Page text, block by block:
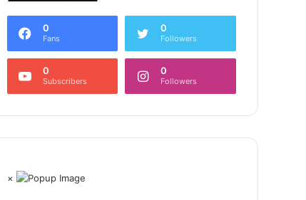
0
Fans
0
Followers
0
Subscribers
0
Followers
×